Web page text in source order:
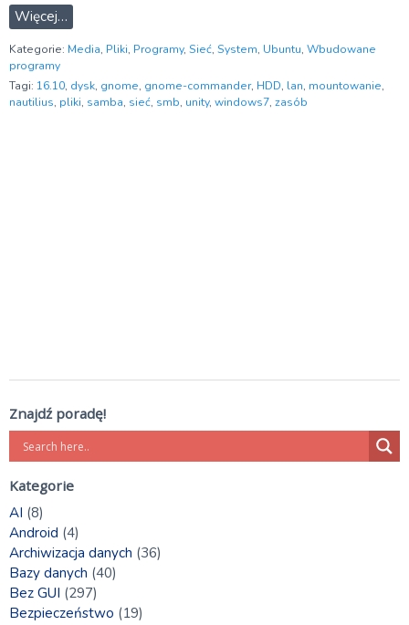
Więcej…
Kategorie: Media, Pliki, Programy, Sieć, System, Ubuntu, Wbudowane
programy
Tagi: 16.10, dysk, gnome, gnome-commander, HDD, lan, mountowanie,
nautilius, pliki, samba, sieć, smb, unity, windows7, zasób
Znajdź poradę!
Kategorie
AI (8)
Android (4)
Archiwizacja danych (36)
Bazy danych (40)
Bez GUI (297)
Bezpieczeństwo (19)